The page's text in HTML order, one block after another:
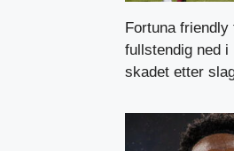
Fortuna friendly
fullstendig ned i
skadet etter